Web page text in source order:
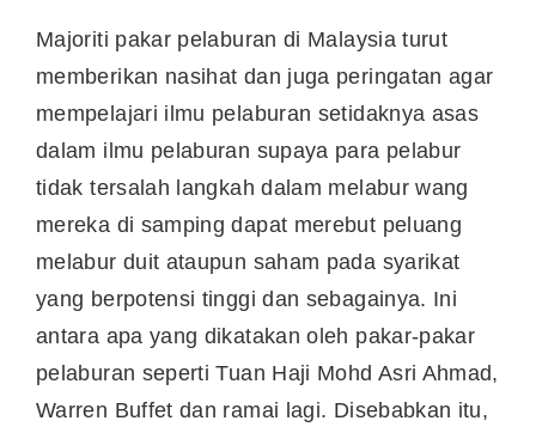
Majoriti pakar pelaburan di Malaysia turut
memberikan nasihat dan juga peringatan agar
mempelajari ilmu pelaburan setidaknya asas
dalam ilmu pelaburan supaya para pelabur
tidak tersalah langkah dalam melabur wang
mereka di samping dapat merebut peluang
melabur duit ataupun saham pada syarikat
yang berpotensi tinggi dan sebagainya. Ini
antara apa yang dikatakan oleh pakar-pakar
pelaburan seperti Tuan Haji Mohd Asri Ahmad,
Warren Buffet dan ramai lagi. Disebabkan itu,